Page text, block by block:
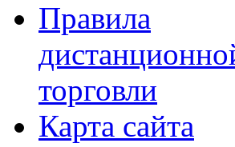
Правила
торговли
Карта сайта